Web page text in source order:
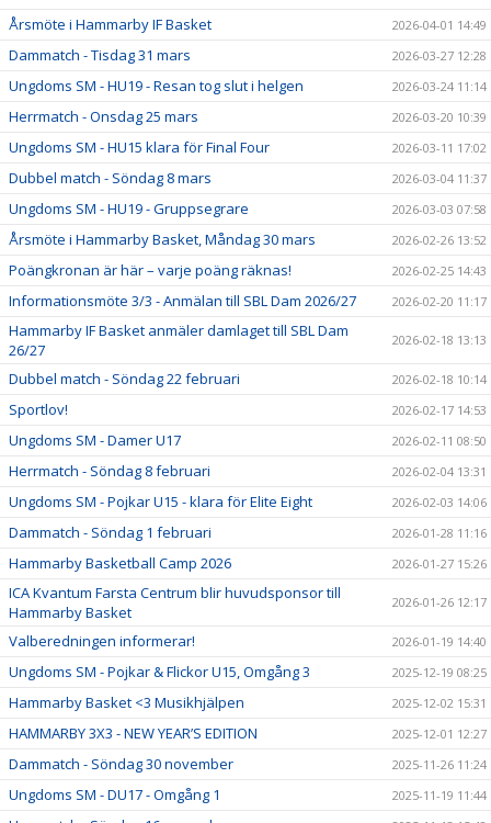
Årsmöte i Hammarby IF Basket 2026-04-01 14:49
Dammatch - Tisdag 31 mars 2026-03-27 12:28
Ungdoms SM - HU19 - Resan tog slut i helgen 2026-03-24 11:14
Herrmatch - Onsdag 25 mars 2026-03-20 10:39
Ungdoms SM - HU15 klara för Final Four 2026-03-11 17:02
Dubbel match - Söndag 8 mars 2026-03-04 11:37
Ungdoms SM - HU19 - Gruppsegrare 2026-03-03 07:58
Årsmöte i Hammarby Basket, Måndag 30 mars 2026-02-26 13:52
Poängkronan är här – varje poäng räknas! 2026-02-25 14:43
Informationsmöte 3/3 - Anmälan till SBL Dam 2026/27 2026-02-20 11:17
Hammarby IF Basket anmäler damlaget till SBL Dam
26/27
2026-02-18 13:13
Dubbel match - Söndag 22 februari 2026-02-18 10:14
Sportlov! 2026-02-17 14:53
Ungdoms SM - Damer U17 2026-02-11 08:50
Herrmatch - Söndag 8 februari 2026-02-04 13:31
Ungdoms SM - Pojkar U15 - klara för Elite Eight 2026-02-03 14:06
Dammatch - Söndag 1 februari 2026-01-28 11:16
Hammarby Basketball Camp 2026 2026-01-27 15:26
ICA Kvantum Farsta Centrum blir huvudsponsor till
Hammarby Basket
2026-01-26 12:17
Valberedningen informerar! 2026-01-19 14:40
Ungdoms SM - Pojkar & Flickor U15, Omgång 3 2025-12-19 08:25
Hammarby Basket <3 Musikhjälpen 2025-12-02 15:31
HAMMARBY 3X3 - NEW YEAR’S EDITION 2025-12-01 12:27
Dammatch - Söndag 30 november 2025-11-26 11:24
Ungdoms SM - DU17 - Omgång 1 2025-11-19 11:44